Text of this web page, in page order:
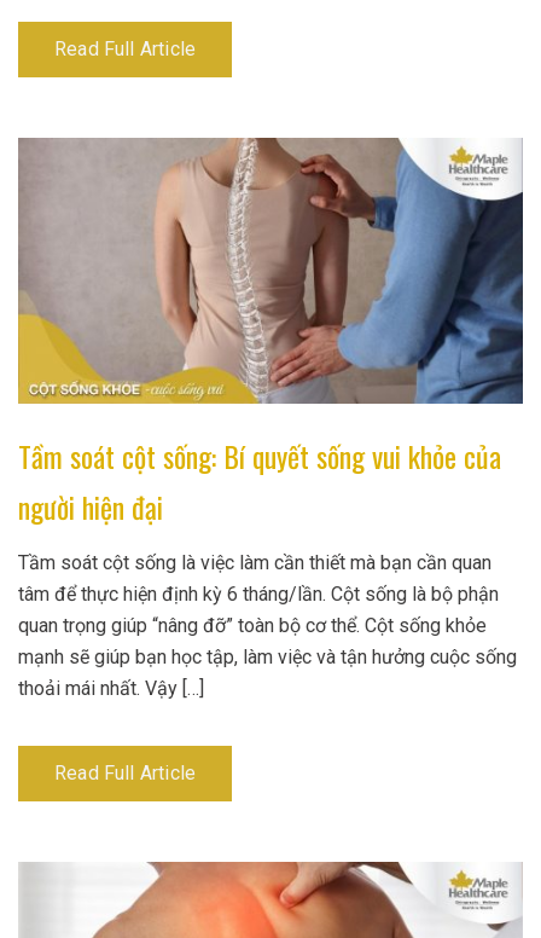
Read Full Article
Tầm soát cột sống: Bí quyết sống vui khỏe của
người hiện đại
Tầm soát cột sống là việc làm cần thiết mà bạn cần quan
tâm để thực hiện định kỳ 6 tháng/lần. Cột sống là bộ phận
quan trọng giúp “nâng đỡ” toàn bộ cơ thể. Cột sống khỏe
mạnh sẽ giúp bạn học tập, làm việc và tận hưởng cuộc sống
thoải mái nhất. Vậy […]
Read Full Article